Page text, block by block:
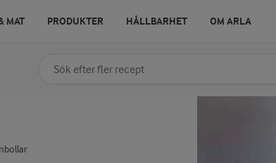
Sök på kategori eller ingrediens
MAT PRODUKTER HÅLLBARHET OM ARLA